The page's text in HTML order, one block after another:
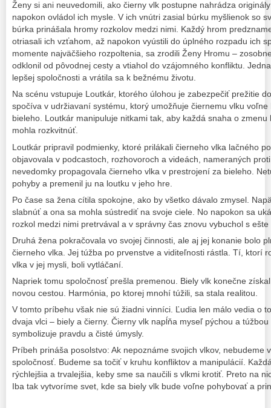
Ženy si ani neuvedomili, ako čierny vlk postupne nahrádza
napokon ovládol ich mysle. V ich vnútri zasial búrku myšlienok so
búrka prinášala hromy rozkolov medzi nimi. Každý hrom
otriasali ich vzťahom, až napokon vyústili do úplného rozpadu ich
momente najväčšieho rozpoltenia, sa zrodili Ženy Hromu –
odklonil od pôvodnej cesty a vtiahol do vzájomného konfliktu.
lepšej spoločnosti a vrátila sa k bežnému životu.
Na scénu vstupuje Loutkár, ktorého úlohou je zabezpečiť prežitie
spočíva v udržiavaní systému, ktorý umožňuje čiernemu vlku
bieleho. Loutkár manipuluje nitkami tak, aby každá snaha o
mohla rozkvitnúť.
Loutkár pripravil podmienky, ktoré prilákali čierneho vlka lačného
objavovala v podcastoch, rozhovoroch a videách, nameraných
nevedomky propagovala čierneho vlka v prestrojení za bieleho.
pohyby a premenil ju na loutku v jeho hre.
Po čase sa žena cítila spokojne, ako by všetko dávalo zmysel.
slabnúť a ona sa mohla sústrediť na svoje ciele. No napokon sa
rozkol medzi nimi pretrvával a v správny čas znovu vybuchol s
Druhá žena pokračovala vo svojej činnosti, ale aj jej konanie bolo
čierneho vlka. Jej túžba po prvenstve a viditeľnosti rástla. Tí, ktorí
vlka v jej mysli, boli vytláčaní.
Napriek tomu spoločnosť prešla premenou. Biely vlk konečne
novou cestou. Harmónia, po ktorej mnohí túžili, sa stala realitou.
V tomto príbehu však nie sú žiadni vinníci. Ľudia len málo vedia o
dvaja vlci – biely a čierny. Čierny vlk napĺňa myseľ pýchou a
symbolizuje pravdu a čisté úmysly.
Príbeh prináša posolstvo: Ak nepoznáme svojich vlkov, nebudeme
spoločnosť. Budeme sa točiť v kruhu konfliktov a manipulácií.
rýchlejšia a trvalejšia, keby sme sa naučili s vlkmi krotiť. Preto na
Iba tak vytvoríme svet, kde sa biely vlk bude voľne pohybovať a